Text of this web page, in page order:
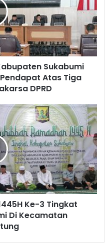
Sukabumi
Atas Tiga
DPRD
Ke-3 Tingkat
Di Kecamatan